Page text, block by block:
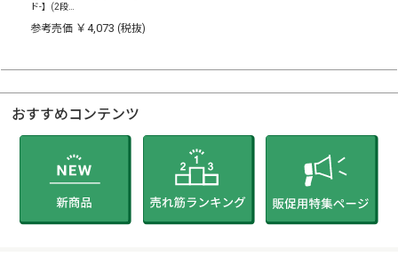
ド-】(2段…
参考売価 ￥4,073 (税抜)
おすすめコンテンツ